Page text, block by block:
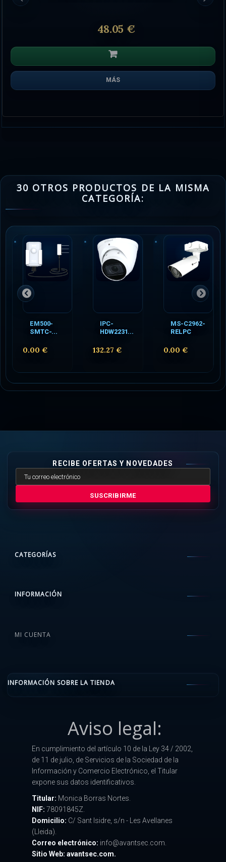
48.05 €
MÁS
30 OTROS PRODUCTOS DE LA MISMA
CATEGORÍA:
EM500-
SMTC-...
0.00 €
IPC-
HDW2231...
132.27 €
MS-C2962-
RELPC
0.00 €
RECIBE OFERTAS Y NOVEDADES
SUSCRIBIRME
CATEGORÍAS
INFORMACIÓN
MI CUENTA
INFORMACIÓN SOBRE LA TIENDA
Aviso legal:
En cumplimiento del artículo 10 de la Ley 34 / 2002,
de 11 de julio, de Servicios de la Sociedad de la
Información y Comercio Electrónico, el Titular
expone sus datos identificativos.
Titular: Monica Borras Nortes.
NIF: 78091845Z.
Domicilio: C/ Sant Isidre, s/n - Les Avellanes
(Lleida).
Correo electrónico: info@avantsec.com.
Sitio Web: avantsec.com.